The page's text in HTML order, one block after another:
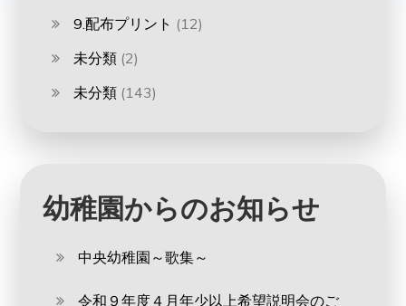
9.配布プリント (12)
未分類 (2)
未分類 (143)
幼稚園からのお知らせ
中央幼稚園～歌集～
令和９年度４月年少以上希望説明会のご